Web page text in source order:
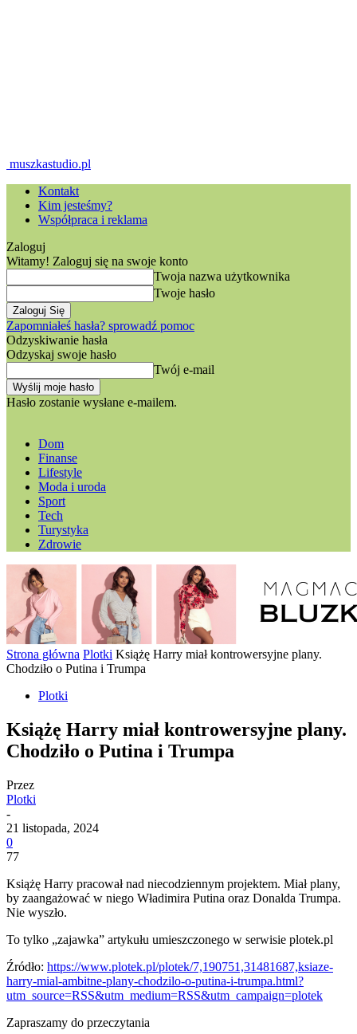
muszkastudio.pl
Kontakt
Kim jesteśmy?
Współpraca i reklama
Zaloguj
Witamy! Zaloguj się na swoje konto
Twoja nazwa użytkownika
Twoje hasło
Zapomniałeś hasła? sprowadź pomoc
Odzyskiwanie hasła
Odzyskaj swoje hasło
Twój e-mail
Hasło zostanie wysłane e-mailem.
Dom
Finanse
Lifestyle
Moda i uroda
Sport
Tech
Turystyka
Zdrowie
Strona główna Plotki Książę Harry miał kontrowersyjne plany.
Chodziło o Putina i Trumpa
Plotki
Książę Harry miał kontrowersyjne plany.
Chodziło o Putina i Trumpa
Przez
Plotki
-
21 listopada, 2024
0
77
Książę Harry pracował nad niecodziennym projektem. Miał plany,
by zaangażować w niego Władimira Putina oraz Donalda Trumpa.
Nie wyszło.
To tylko „zajawka” artykułu umieszczonego w serwisie plotek.pl
Źródło: https://www.plotek.pl/plotek/7,190751,31481687,ksiaze-
harry-mial-ambitne-plany-chodzilo-o-putina-i-trumpa.html?
utm_source=RSS&utm_medium=RSS&utm_campaign=plotek
Zapraszamy do przeczytania